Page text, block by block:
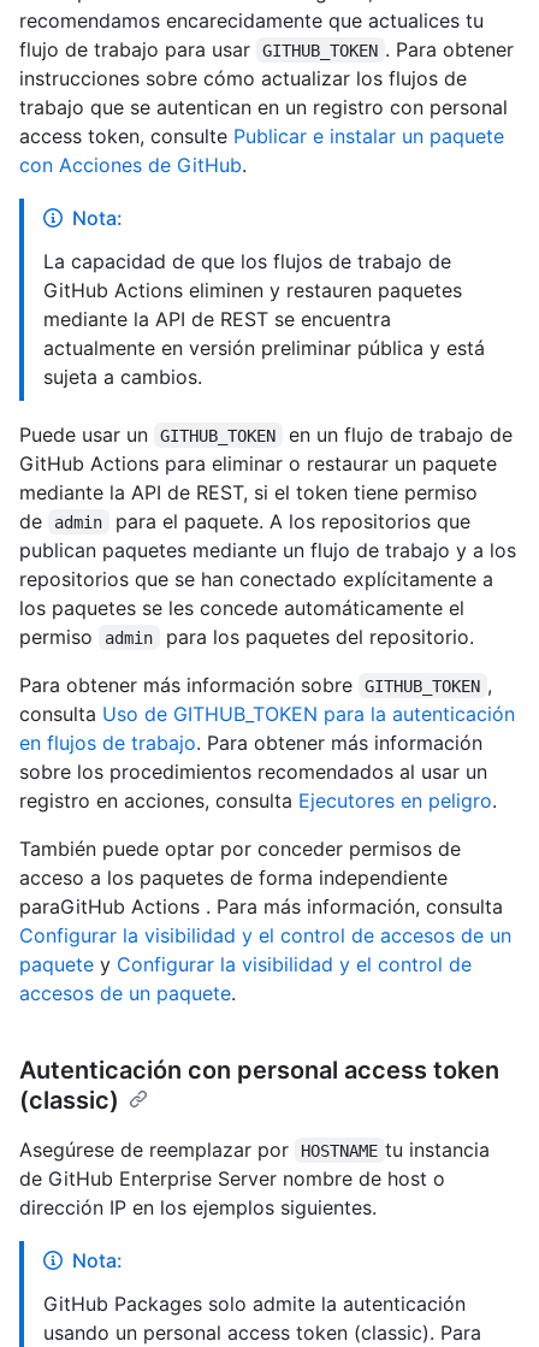
recomendamos encarecidamente que actualices tu
flujo de trabajo para usar
GITHUB_TOKEN . Para obtener
instrucciones sobre cómo actualizar los flujos de
trabajo que se autentican en un registro con personal
access token, consulte Publicar e instalar un paquete
con Acciones de GitHub.
Nota:
La capacidad de que los flujos de trabajo de
GitHub Actions eliminen y restauren paquetes
mediante la API de REST se encuentra
actualmente en versión preliminar pública y está
sujeta a cambios.
Puede usar un GITHUB_TOKEN
en un flujo de trabajo de
GitHub Actions para eliminar o restaurar un paquete
mediante la API de REST, si el token tiene permiso
de
admin
para el paquete. A los repositorios que
publican paquetes mediante un flujo de trabajo y a los
repositorios que se han conectado explícitamente a
los paquetes se les concede automáticamente el
permiso
admin
para los paquetes del repositorio.
Para obtener más información sobre
GITHUB_TOKEN ,
consulta Uso de GITHUB_TOKEN para la autenticación
en flujos de trabajo. Para obtener más información
sobre los procedimientos recomendados al usar un
registro en acciones, consulta Ejecutores en peligro.
También puede optar por conceder permisos de
acceso a los paquetes de forma independiente
paraGitHub Actions . Para más información, consulta
Configurar la visibilidad y el control de accesos de un
paquete y Configurar la visibilidad y el control de
accesos de un paquete.
Autenticación con personal access token
(classic)
Asegúrese de reemplazar por HOSTNAME tu instancia
de GitHub Enterprise Server nombre de host o
dirección IP en los ejemplos siguientes.
Nota:
GitHub Packages solo admite la autenticación
usando un personal access token (classic). Para